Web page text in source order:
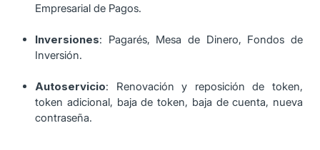
Empresarial de Pagos.
Inversiones: Pagarés, Mesa de Dinero, Fondos de
Inversión.
Autoservicio: Renovación y reposición de token,
token adicional, baja de token, baja de cuenta, nueva
contraseña.